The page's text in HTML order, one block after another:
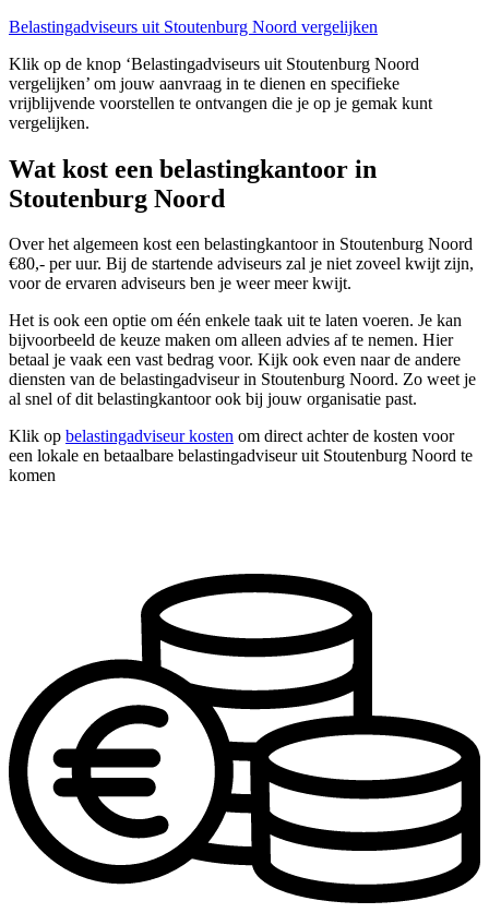
Belastingadviseurs uit Stoutenburg Noord vergelijken
Klik op de knop ‘Belastingadviseurs uit Stoutenburg Noord
vergelijken’ om jouw aanvraag in te dienen en specifieke
vrijblijvende voorstellen te ontvangen die je op je gemak kunt
vergelijken.
Wat kost een belastingkantoor in
Stoutenburg Noord
Over het algemeen kost een belastingkantoor in Stoutenburg Noord
€80,- per uur. Bij de startende adviseurs zal je niet zoveel kwijt zijn,
voor de ervaren adviseurs ben je weer meer kwijt.
Het is ook een optie om één enkele taak uit te laten voeren. Je kan
bijvoorbeeld de keuze maken om alleen advies af te nemen. Hier
betaal je vaak een vast bedrag voor. Kijk ook even naar de andere
diensten van de belastingadviseur in Stoutenburg Noord. Zo weet je
al snel of dit belastingkantoor ook bij jouw organisatie past.
Klik op belastingadviseur kosten om direct achter de kosten voor
een lokale en betaalbare belastingadviseur uit Stoutenburg Noord te
komen